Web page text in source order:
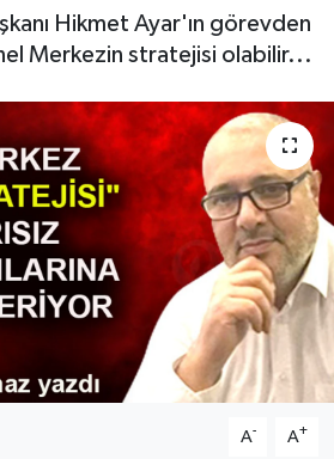
Hikmet Ayar'ın görevden
Merkezin stratejisi olabilir...
A- A+